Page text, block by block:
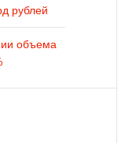
рублей
объема